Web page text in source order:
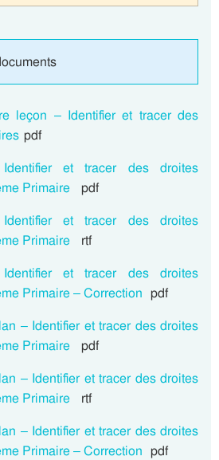
leçon – Identifier et tracer des
pdf
et tracer des droites
Primaire
pdf
et tracer des droites
Primaire
rtf
et tracer des droites
Primaire – Correction pdf
– Identifier et tracer des droites
Primaire
pdf
– Identifier et tracer des droites
Primaire
rtf
– Identifier et tracer des droites
Primaire – Correction pdf